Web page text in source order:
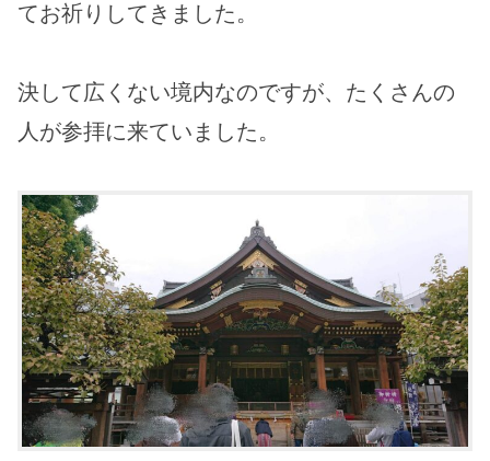
てお祈りしてきました。
決して広くない境内なのですが、たくさんの
人が参拝に来ていました。